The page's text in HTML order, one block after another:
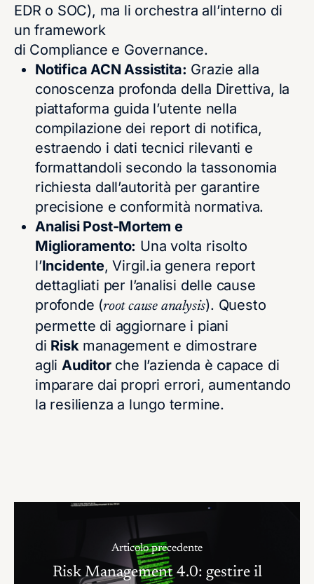
EDR o SOC), ma li orchestra all’interno di
un framework
di Compliance e Governance.
Notifica ACN Assistita: Grazie alla
conoscenza profonda della Direttiva, la
piattaforma guida l’utente nella
compilazione dei report di notifica,
estraendo i dati tecnici rilevanti e
formattandoli secondo la tassonomia
richiesta dall’autorità per garantire
precisione e conformità normativa.
Analisi Post-Mortem e
Miglioramento: Una volta risolto
l’Incidente, Virgil.ia genera report
dettagliati per l’analisi delle cause
profonde (root cause analysis). Questo
permette di aggiornare i piani
di Riskmanagement e dimostrare
agli Auditorche l’azienda è capace di
imparare dai propri errori, aumentando
la resilienza a lungo termine.
Articolo precedente
Risk Management 4.0: gestire il